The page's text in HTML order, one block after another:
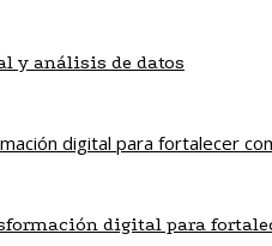
y análisis de datos
digital para